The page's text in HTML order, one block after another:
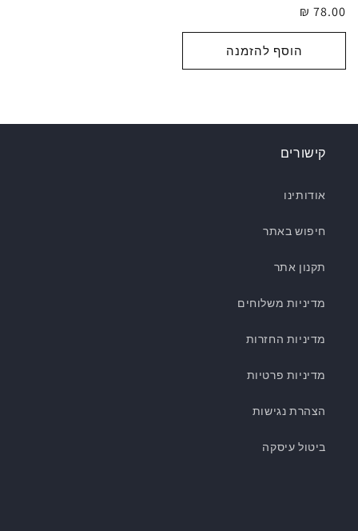
מחיר
רגיל
78.00 ₪
הוסף להזמנה
קישורים
אודותינו
חיפוש באתר
תקנון אתר
מדיניות משלוחים
מדיניות החזרות
מדיניות פרטיות
הצהרת נגישות
ביטול עיסקה